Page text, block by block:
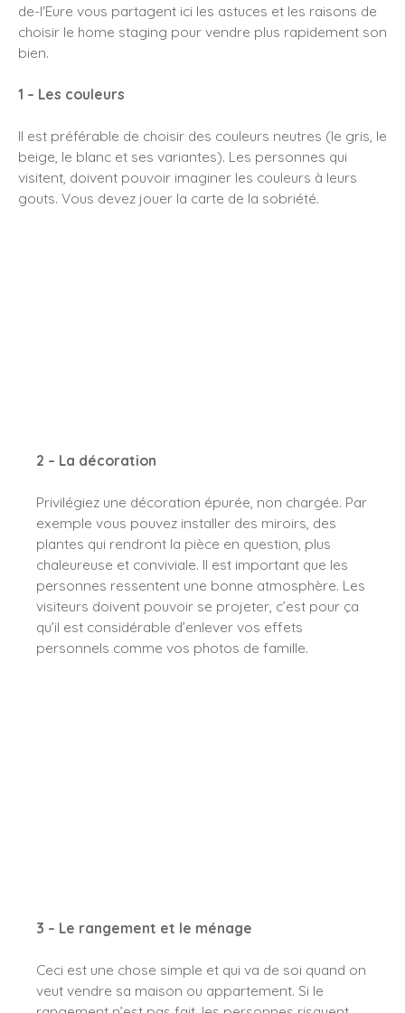
de-l'Eure vous partagent ici les astuces et les raisons de
choisir le home staging pour vendre plus rapidement son
bien.
1 – Les couleurs
Il est préférable de choisir des couleurs neutres (le gris, le
beige, le blanc et ses variantes). Les personnes qui
visitent, doivent pouvoir imaginer les couleurs à leurs
gouts. Vous devez jouer la carte de la sobriété.
2 – La décoration
Privilégiez une décoration épurée, non chargée. Par
exemple vous pouvez installer des miroirs, des
plantes qui rendront la pièce en question, plus
chaleureuse et conviviale. Il est important que les
personnes ressentent une bonne atmosphère. Les
visiteurs doivent pouvoir se projeter, c’est pour ça
qu’il est considérable d’enlever vos effets
personnels comme vos photos de famille.
3 – Le rangement et le ménage
Ceci est une chose simple et qui va de soi quand on
veut vendre sa maison ou appartement. Si le